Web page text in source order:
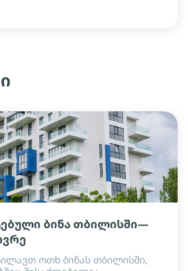
ბინა თბილისში—
ოთხ ბინას თბილისში,